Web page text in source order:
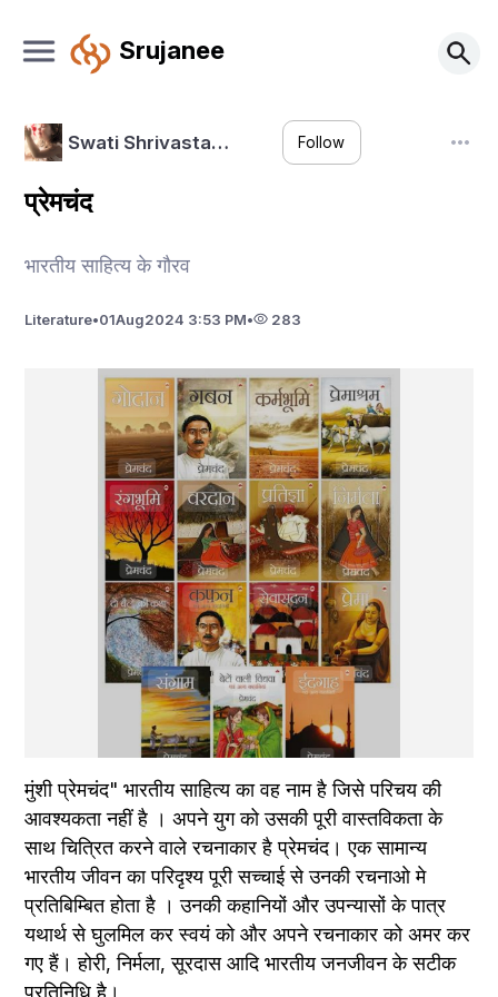
Srujanee
Swati Shrivasta… Follow
प्रेमचंद
भारतीय साहित्य के गौरव
Literature•01Aug2024 3:53 PM• 283
मुंशी प्रेमचंद" भारतीय साहित्य का वह नाम है जिसे परिचय की
आवश्यकता नहीं है । अपने युग को उसकी पूरी वास्तविकता के
साथ चित्रित करने वाले रचनाकार है प्रेमचंद। एक सामान्य
भारतीय जीवन का परिदृश्य पूरी सच्चाई से उनकी रचनाओ मे
प्रतिबिम्बित होता है । उनकी कहानियों और उपन्यासों के पात्र
यथार्थ से घुलमिल कर स्वयं को और अपने रचनाकार को अमर कर
गए हैं। होरी, निर्मला, सूरदास आदि भारतीय जनजीवन के सटीक
प्रतिनिधि है।